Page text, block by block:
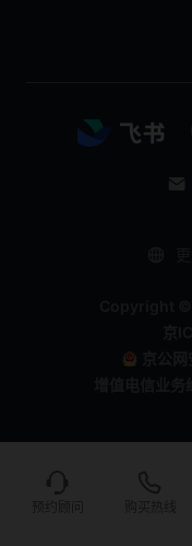
联系我们
预约顾问 购买热线